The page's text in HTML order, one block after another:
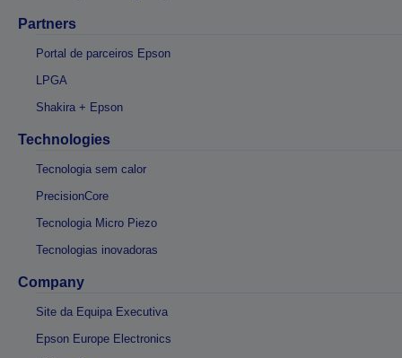
Partners
Portal de parceiros Epson
LPGA
Shakira + Epson
Technologies
Tecnologia sem calor
PrecisionCore
Tecnologia Micro Piezo
Tecnologias inovadoras
Company
Site da Equipa Executiva
Epson Europe Electronics